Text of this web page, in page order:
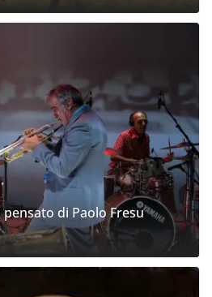
di Paolo Fresu